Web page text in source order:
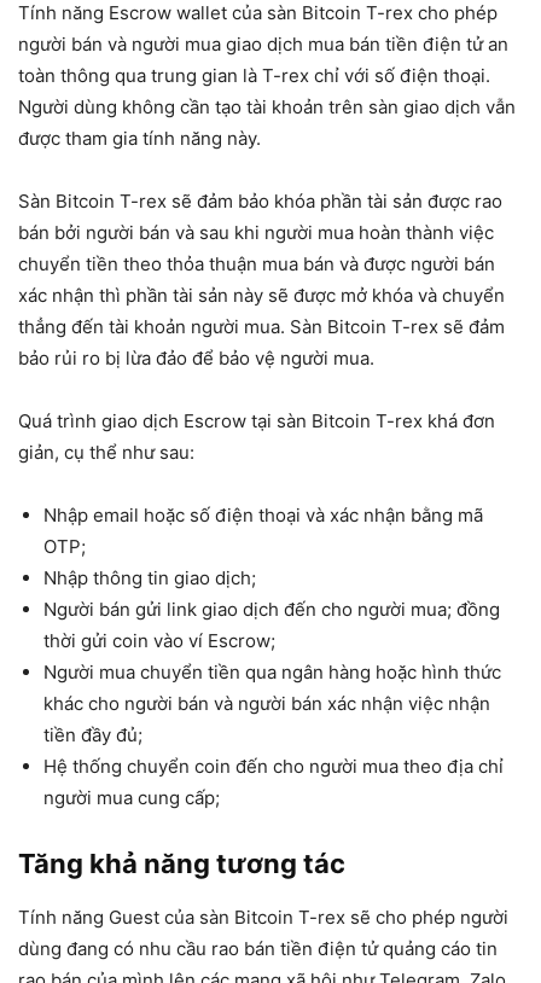
Tính năng Escrow wallet của sàn Bitcoin T-rex cho phép
người bán và người mua giao dịch mua bán tiền điện tử an
toàn thông qua trung gian là T-rex chỉ với số điện thoại.
Người dùng không cần tạo tài khoản trên sàn giao dịch vẫn
được tham gia tính năng này.
Sàn Bitcoin T-rex sẽ đảm bảo khóa phần tài sản được rao
bán bởi người bán và sau khi người mua hoàn thành việc
chuyển tiền theo thỏa thuận mua bán và được người bán
xác nhận thì phần tài sản này sẽ được mở khóa và chuyển
thẳng đến tài khoản người mua. Sàn Bitcoin T-rex sẽ đảm
bảo rủi ro bị lừa đảo để bảo vệ người mua.
Quá trình giao dịch Escrow tại sàn Bitcoin T-rex khá đơn
giản, cụ thể như sau:
Nhập email hoặc số điện thoại và xác nhận bằng mã
OTP;
Nhập thông tin giao dịch;
Người bán gửi link giao dịch đến cho người mua; đồng
thời gửi coin vào ví Escrow;
Người mua chuyển tiền qua ngân hàng hoặc hình thức
khác cho người bán và người bán xác nhận việc nhận
tiền đầy đủ;
Hệ thống chuyển coin đến cho người mua theo địa chỉ
người mua cung cấp;
Tăng khả năng tương tác
Tính năng Guest của sàn Bitcoin T-rex sẽ cho phép người
dùng đang có nhu cầu rao bán tiền điện tử quảng cáo tin